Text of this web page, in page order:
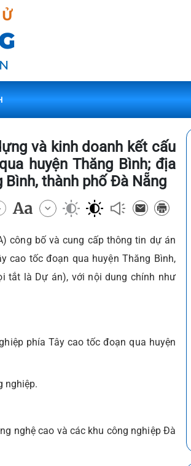
và kinh doanh kết cấu
huyện Thăng Bình; địa
thành phố Đà Nẵng
công bố và cung cấp thông tin dự án
cao tốc đoạn qua huyện Thăng Bình,
tắt là Dự án), với nội dung chính như
phía Tây cao tốc đoạn qua huyện
nghiệp.
nghệ cao và các khu công nghiệp Đà